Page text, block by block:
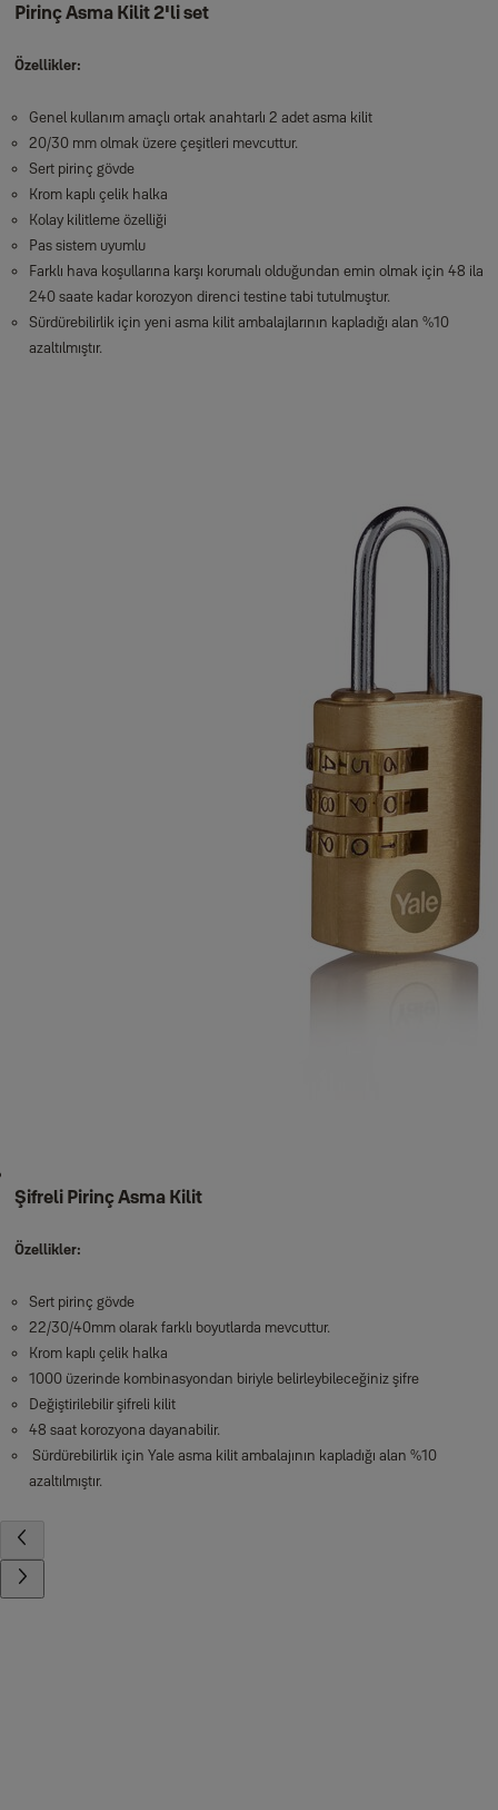
Pirinç Asma Kilit 2'li set
Özellikler:
Genel kullanım amaçlı ortak anahtarlı 2 adet asma kilit
20/30 mm olmak üzere çeşitleri mevcuttur.
Sert pirinç gövde
Krom kaplı çelik halka
Kolay kilitleme özelliği
Pas sistem uyumlu
Farklı hava koşullarına karşı korumalı olduğundan emin olmak için 48 ila
240 saate kadar korozyon direnci testine tabi tutulmuştur.
Sürdürebilirlik için yeni asma kilit ambalajlarının kapladığı alan %10
azaltılmıştır.
Şifreli Pirinç Asma Kilit
Özellikler:
Sert pirinç gövde
22/30/40mm olarak farklı boyutlarda mevcuttur.
Krom kaplı çelik halka
1000 üzerinde kombinasyondan biriyle belirleybileceğiniz şifre
Değiştirilebilir şifreli kilit
48 saat korozyona dayanabilir.
Sürdürebilirlik için Yale asma kilit ambalajının kapladığı alan %10
azaltılmıştır.